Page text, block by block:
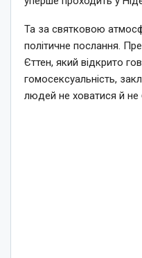
Та за святковою
політичне послання.
Єттен, який відкрито
гомосексуальність,
людей не ховатися й